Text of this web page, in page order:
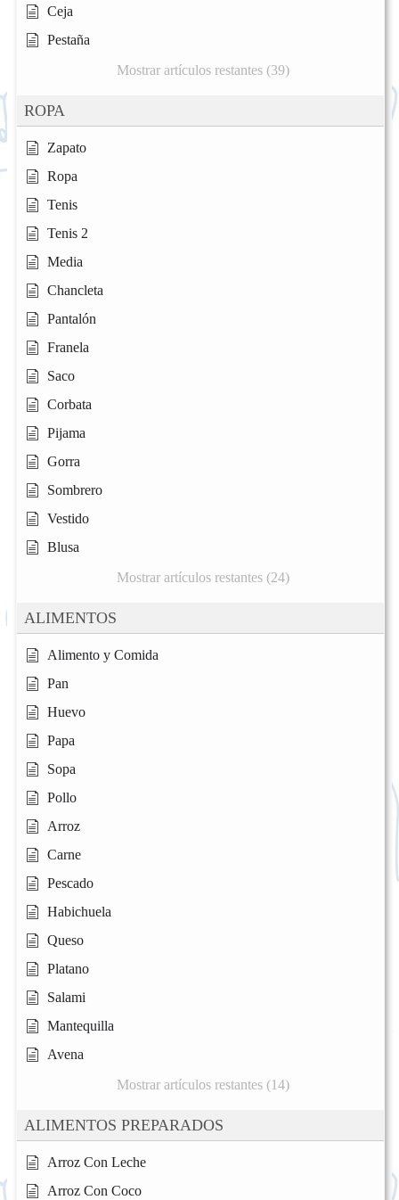
Ceja
Pestaña
Mostrar artículos restantes (39)
ROPA
Zapato
Ropa
Tenis
Tenis 2
Media
Chancleta
Pantalón
Franela
Saco
Corbata
Pijama
Gorra
Sombrero
Vestido
Blusa
Mostrar artículos restantes (24)
ALIMENTOS
Alimento y Comida
Pan
Huevo
Papa
Sopa
Pollo
Arroz
Carne
Pescado
Habichuela
Queso
Platano
Salami
Mantequilla
Avena
Mostrar artículos restantes (14)
ALIMENTOS PREPARADOS
Arroz Con Leche
Arroz Con Coco